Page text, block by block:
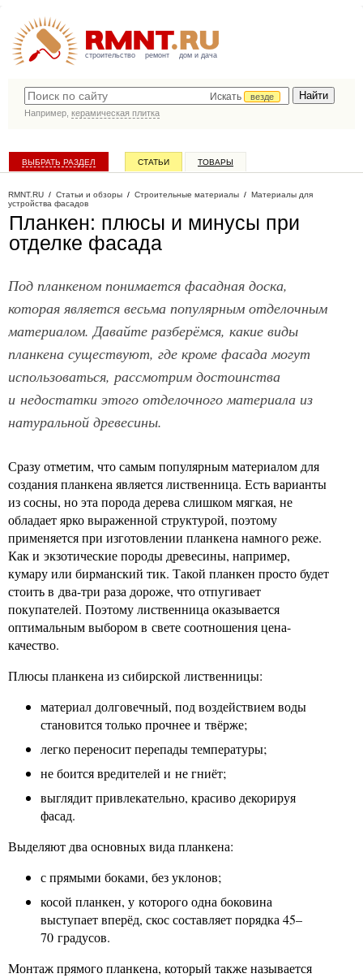
строительство ремонт дом и дача
Искать
везде
Например, керамическая плитка
ВЫБРАТЬ РАЗДЕЛ СТАТЬИ ТОВАРЫ
RMNT.RU / Статьи и обзоры / Строительные материалы / Материалы для
устройства фасадов
Планкен: плюсы и минусы при
отделке фасада
Под планкеном понимается фасадная доска,
которая является весьма популярным отделочным
материалом. Давайте разберёмся, какие виды
планкена существуют, где кроме фасада могут
использоваться, рассмотрим достоинства
и недостатки этого отделочного материала из
натуральной древесины.
Сразу отметим, что самым популярным материалом для
создания планкена является лиственница. Есть варианты
из сосны, но эта порода дерева слишком мягкая, не
обладает ярко выраженной структурой, поэтому
применяется при изготовлении планкена намного реже.
Как и экзотические породы древесины, например,
кумару или бирманский тик. Такой планкен просто будет
стоить в два-три раза дороже, что отпугивает
покупателей. Поэтому лиственница оказывается
оптимальным выбором в свете соотношения цена-
качество.
Плюсы планкена из сибирской лиственницы:
материал долговечный, под воздействием воды
становится только прочнее и твёрже;
легко переносит перепады температуры;
не боится вредителей и не гниёт;
выглядит привлекательно, красиво декорируя
фасад.
Выделяют два основных вида планкена:
с прямыми боками, без уклонов;
косой планкен, у которого одна боковина
выступает вперёд, скос составляет порядка 45–
70 градусов.
Монтаж прямого планкена, который также называется